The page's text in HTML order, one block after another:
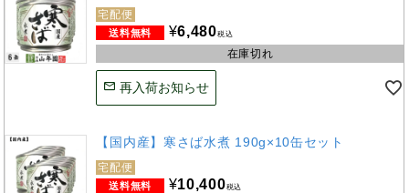
宅配便
¥6,480税込
在庫切れ
再入荷お知らせ
【国内産】寒さば水煮 190g×10缶セット
宅配便
¥10,400税込